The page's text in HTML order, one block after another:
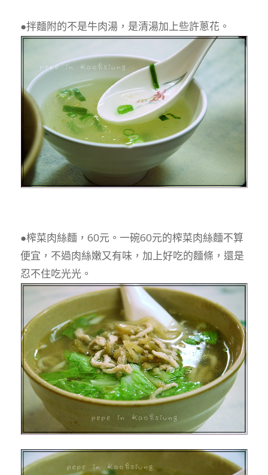
●拌麵附的不是牛肉湯，是清湯加上些許蔥花。
●榨菜肉絲麵，60元。一碗60元的榨菜肉絲麵不算
便宜，不過肉絲嫩又有味，加上好吃的麵條，還是
忍不住吃光光。